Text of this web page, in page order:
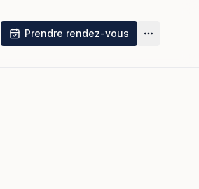
Prendre rendez-vous